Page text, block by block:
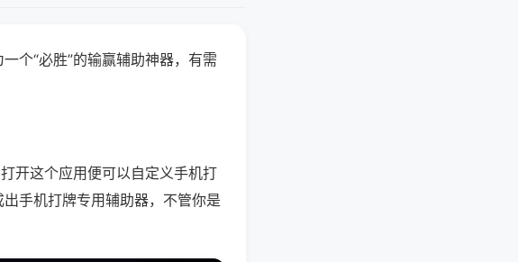
个“必胜”的输赢辅助神器，有需
开这个应用便可以自定义手机打
手机打牌专用辅助器，不管你是